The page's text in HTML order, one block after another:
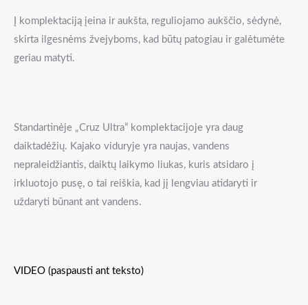
Į komplektaciją įeina ir aukšta, reguliojamo aukščio, sėdynė,
skirta ilgesnėms žvejyboms, kad būtų patogiau ir galėtumėte
geriau matyti.
Standartinėje „Cruz Ultra” komplektacijoje yra daug
daiktadėžių. Kajako viduryje yra naujas, vandens
nepraleidžiantis, daiktų laikymo liukas, kuris atsidaro į
irkluotojo pusę, o tai reiškia, kad jį lengviau atidaryti ir
uždaryti būnant ant vandens.
VIDEO (paspausti ant teksto)